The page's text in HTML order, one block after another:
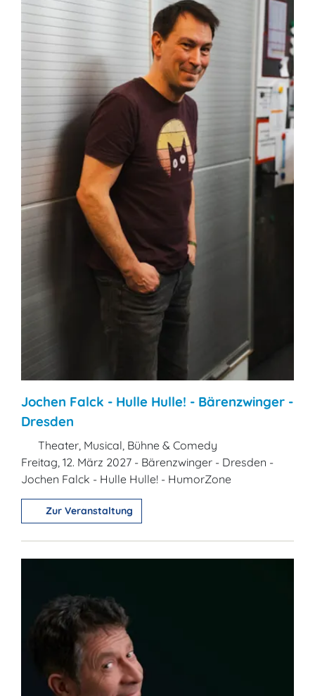
Jochen Falck - Hulle Hulle! - Bärenzwinger -
Dresden
Theater, Musical, Bühne & Comedy
Freitag, 12. März 2027 - Bärenzwinger - Dresden -
Jochen Falck - Hulle Hulle! - HumorZone
Zur Veranstaltung